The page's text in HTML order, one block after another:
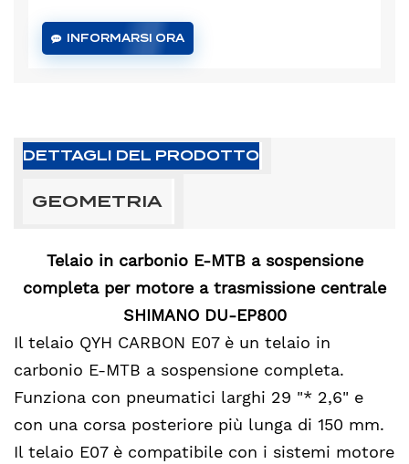
INFORMARSI ORA
DETTAGLI DEL PRODOTTO
GEOMETRIA
Telaio in carbonio E-MTB a sospensione
completa per motore a trasmissione centrale
SHIMANO DU-EP800
Il telaio QYH CARBON E07 è un telaio in
carbonio E-MTB a sospensione completa.
Funziona con pneumatici larghi 29 "* 2,6" e
con una corsa posteriore più lunga di 150 mm.
Il telaio E07 è compatibile con i sistemi motore